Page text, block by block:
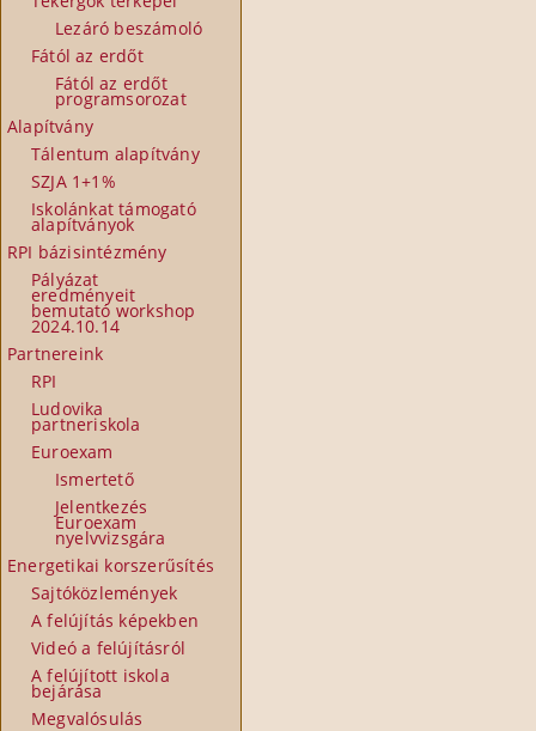
Lezáró beszámoló
Fától az erdőt
Fától az erdőt
programsorozat
Alapítvány
Tálentum alapítvány
SZJA 1+1%
Iskolánkat támogató
alapítványok
RPI bázisintézmény
Pályázat
eredményeit
bemutató workshop
2024.10.14
Partnereink
RPI
Ludovika
partneriskola
Euroexam
Ismertető
Jelentkezés
Euroexam
nyelvvizsgára
Energetikai korszerűsítés
Sajtóközlemények
A felújítás képekben
Videó a felújításról
A felújított iskola
bejárása
Megvalósulás